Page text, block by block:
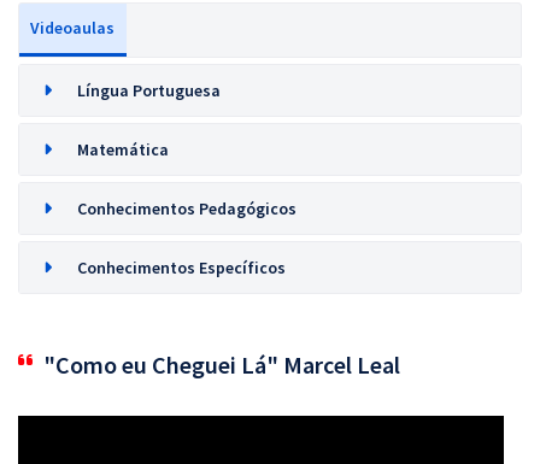
Videoaulas
Língua Portuguesa
Matemática
Conhecimentos Pedagógicos
Conhecimentos Específicos
"Como eu Cheguei Lá" Marcel Leal